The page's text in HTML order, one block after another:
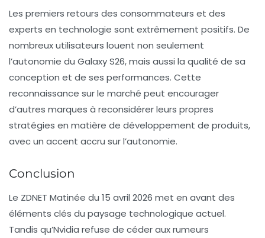
Les premiers retours des consommateurs et des
experts en technologie sont extrêmement positifs. De
nombreux utilisateurs louent non seulement
l’autonomie du Galaxy S26, mais aussi la qualité de sa
conception et de ses performances. Cette
reconnaissance sur le marché peut encourager
d’autres marques à reconsidérer leurs propres
stratégies en matière de développement de produits,
avec un accent accru sur l’autonomie.
Conclusion
Le ZDNET Matinée du 15 avril 2026 met en avant des
éléments clés du paysage technologique actuel.
Tandis qu’Nvidia refuse de céder aux rumeurs